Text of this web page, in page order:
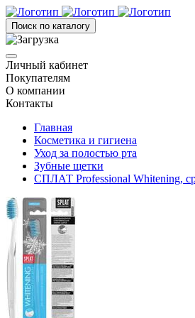
Поиск по каталогу
Личный кабинет
Покупателям
О компании
Контакты
Главная
Косметика и гигиена
Уход за полостью рта
Зубные щетки
СПЛАТ Professional Whitening,